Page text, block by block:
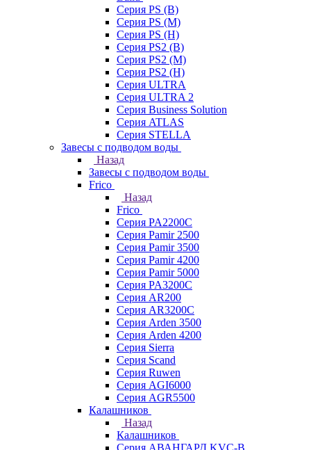
Серия PS (B)
Серия PS (M)
Серия PS (H)
Серия PS2 (B)
Серия PS2 (M)
Серия PS2 (H)
Серия ULTRA
Серия ULTRA 2
Серия Business Solution
Серия ATLAS
Серия STELLA
Завесы с подводом воды
Назад
Завесы с подводом воды
Frico
Назад
Frico
Серия PA2200C
Серия Pamir 2500
Серия Pamir 3500
Серия Pamir 4200
Серия Pamir 5000
Серия PA3200C
Серия AR200
Серия AR3200C
Серия Arden 3500
Серия Arden 4200
Серия Sierra
Серия Scand
Серия Ruwen
Серия AGI6000
Серия AGR5500
Калашников
Назад
Калашников
Серия АВАНГАРД KVC-B